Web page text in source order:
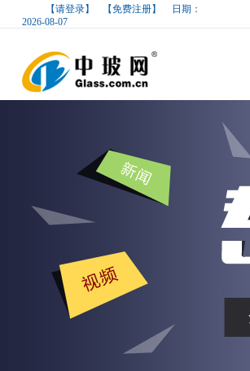
【请登录】 【免费注册】
日期：
2026-08-07